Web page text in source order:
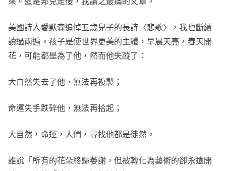
美國詩人愛默森追悼五歲兒子的長詩〈悲歌〉，我也斷續
讀過兩遍。孩子是使世界更美的主體，早晨天亮，春天開
花，可能都是為了他，然而他失蹤了：
大自然失去了他，無法再複製；
命運失手跌碎他，無法再拾起；
大自然，命運，人們，尋找他都是徒然。
誰說「所有的花朵終歸萎謝，但被轉化為藝術的卻永遠開